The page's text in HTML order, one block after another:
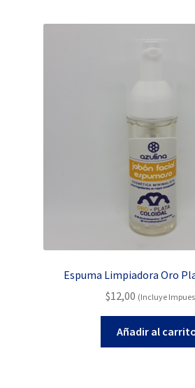
Espuma Limpiadora Oro
$12,00 (Incluye
Añadir al